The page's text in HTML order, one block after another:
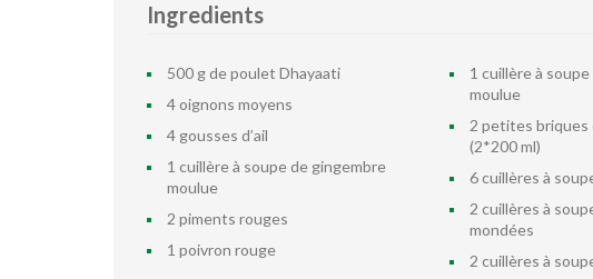
Ingredients
500 g de poulet Dhayaati
4 oignons moyens
4 gousses d’ail
1 cuillère à soupe de gingembre
moulue
2 piments rouges
1 poivron rouge
1 cuillère à
moulue
2 petites briques
(2*200 ml)
6 cuillères à
2 cuillères à
mondées
2 cuillères à